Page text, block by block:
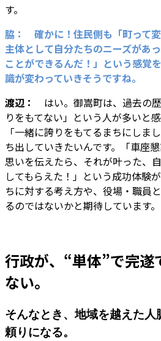
す。
脇： 確かに！住民側も「町って
主体として自分たちのニーズがあ
ことができるんだ！」という感覚
識が変わっていきそうですね。
渡辺： はい。御嵩町は、過去の
りをもてない」という人が多いと
「一緒に誇りをもてるまちにしま
ち出していきたいんです。「車座
思いを伝えたら、それが叶った、
してもらえた！」という成功体験
ちに対する考え方や、役場・職員
るのではないかと期待しています。
行政が、“単体”で完遂
ない。
そんなとき、地域を越えた人
頼りになる。